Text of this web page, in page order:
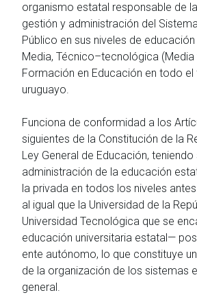
organismo estatal responsable de
gestión y administración del
Público en sus niveles de educación
Media, Técnico–tecnológica (Media
Formación en Educación en todo el
uruguayo.
Funciona de conformidad a los
siguientes de la Constitución de la
Ley General de Educación,
administración de la educación
la privada en todos los niveles
al igual que la Universidad de la
Universidad Tecnológica que se
educación universitaria estatal—
ente autónomo, lo que constituye
de la organización de los sistemas
general.